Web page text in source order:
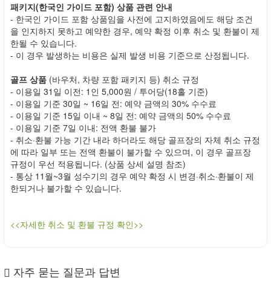
패키지(한국인 가이드 포함) 상품 관련 안내
- 한국인 가이드 포함 상품임을 사전에 고지하였음에도 해당 조건
을 인지하지 못하고 예약한 경우, 예약 확정 이후 취소 및 환불이 제
한될 수 있습니다.
- 이 경우 발생하는 비용은 실제 발생 비용 기준으로 산정됩니다.
골프 상품 (바우처, 차량 포함 패키지 등) 취소 규정
- 이용일 31일 이전: 1인 5,000원 / 투어당(18홀 기준)
- 이용일 기준 30일 ~ 16일 전: 예약 금액의 30% 수수료
- 이용일 기준 15일 이내 ~ 8일 전: 예약 금액의 50% 수수료
- 이용일 기준 7일 이내: 전액 환불 불가
- 취소·환불 가능 기간 내라 하더라도 해당 골프장의 자체 취소 규정
에 따라 일부 또는 전액 환불이 불가할 수 있으며, 이 경우 골프장
규정이 우선 적용됩니다. (상품 상세 설명 참조)
- 통상 11월~3월 성수기의 경우 예약 확정 시 변경·취소·환불이 제
한되거나 불가할 수 있습니다.
<<자세한 취소 및 환불 규정 확인>>
자주 묻는 질문과 답변